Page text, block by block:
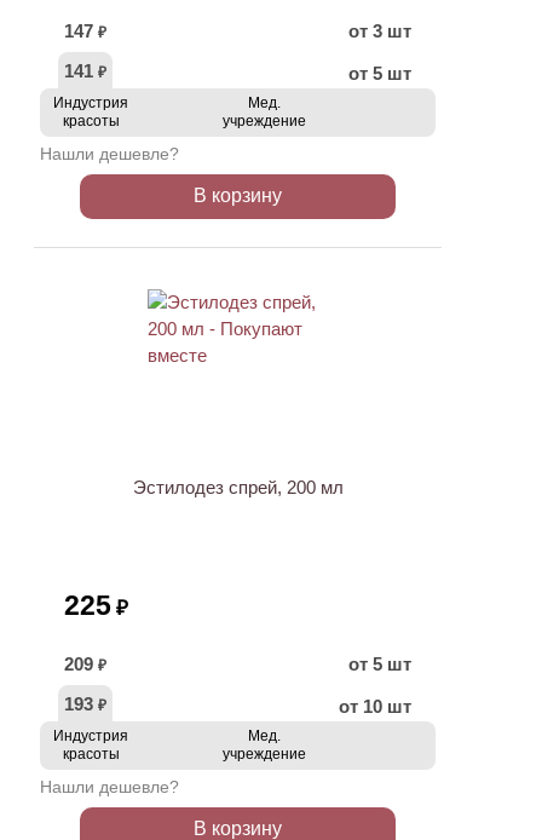
147 ₽
от 3 шт
141 ₽ от 5 шт
Индустрия
красоты
Мед.
учреждение
Нашли дешевле?
В корзину
Эстилодез спрей, 200 мл
225 ₽
209 ₽
от 5 шт
193 ₽ от 10 шт
Индустрия
красоты
Мед.
учреждение
Нашли дешевле?
В корзину